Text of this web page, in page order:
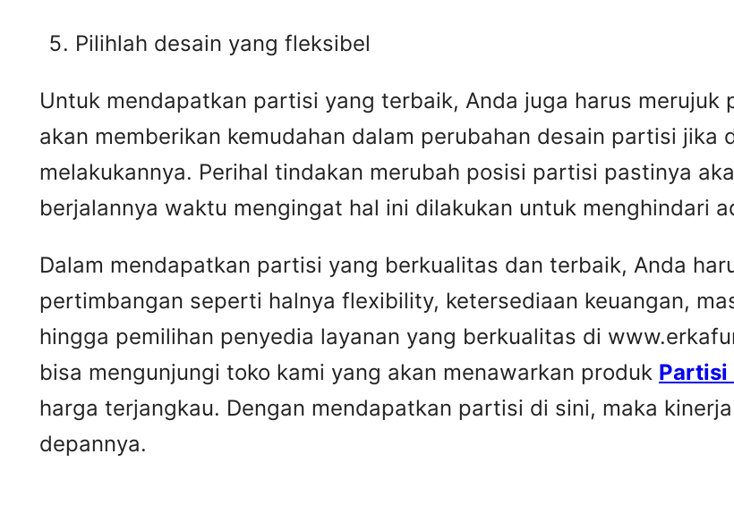
Pilihlah desain yang fleksibel
Untuk mendapatkan partisi yang terbaik, Anda juga harus
akan memberikan kemudahan dalam perubahan desain partisi jika
melakukannya. Perihal tindakan merubah posisi partisi pastinya
berjalannya waktu mengingat hal ini dilakukan untuk menghindari
Dalam mendapatkan partisi yang berkualitas dan terbaik, Anda
pertimbangan seperti halnya flexibility, ketersediaan keuangan,
hingga pemilihan penyedia layanan yang berkualitas di
bisa mengunjungi toko kami yang akan menawarkan produk Partisi
harga terjangkau. Dengan mendapatkan partisi di sini, maka
depannya.